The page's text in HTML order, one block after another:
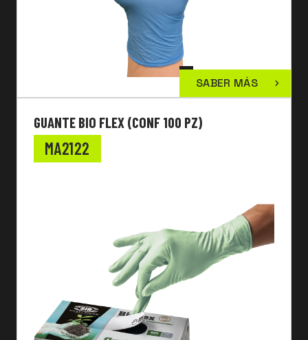
SABER MÁS
GUANTE BIO FLEX (CONF 100 PZ)
MA2122